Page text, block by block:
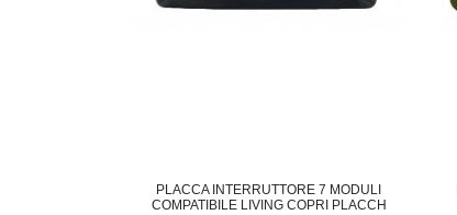
PLACCA INTERRUTTORE 7 MODULI
COMPATIBILE LIVING COPRI PLACCH